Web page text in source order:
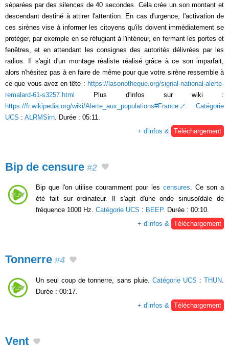
séparées par des silences de 40 secondes. Cela crée un son montant et
descendant destiné à attirer l'attention. En cas d'urgence, l'activation de
ces sirènes vise à informer les citoyens qu'ils doivent immédiatement se
protéger, par exemple en se réfugiant à l'intérieur, en fermant les portes et
fenêtres, et en attendant les consignes des autorités délivrées par les
radios. Il s'agit d'un montage réaliste réalisé grâce à ce son imparfait,
alors n'hésitez pas à en faire de même pour que votre sirène ressemble à
ce que vous avez en tête : https://lasonotheque.org/signal-national-alerte-
remalard-61-s3257.html Plus d'infos sur wiki :
https://fr.wikipedia.org/wiki/Alerte_aux_populations#France
. Catégorie
UCS : ALRMSirn . Durée : 05:11.
+ d'infos &
Téléchargement
Bip de censure #2
Bip que l'on utilise couramment pour les censures. Ce son a
été fait sur ordinateur. Il s'agit d'une onde sinusoïdale de
fréquence 1000 Hz. Catégorie UCS : BEEP. Durée : 00:10.
+ d'infos & Téléchargement
Tonnerre #4
Un seul coup de tonnerre, sans pluie. Catégorie UCS :THUN
Durée : 00:17.
+ d'infos &
Téléchargement
Vent